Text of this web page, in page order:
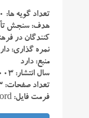
تعداد گویه ها: ۱۰
هدف: سنجش
کنندگان در
نمره گذاری:
منبع: دارد
سال انتشار: ۲۰۰۳
تعداد صفحات: ۳
فرمت فایل: word